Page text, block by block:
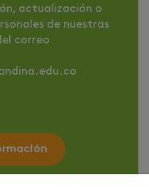
actualización o
de nuestras
correo